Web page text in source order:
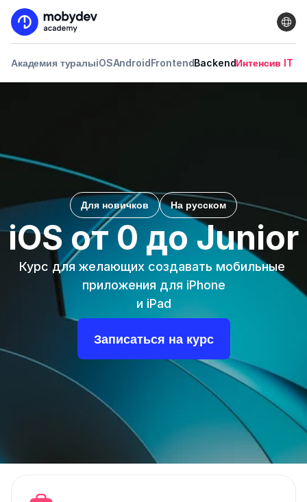
Академия туралыiOSAndroidFrontendBackendИнтенсив IT
Для новичков На русском
iOS от 0 до Junior
Курс для желающих создавать мобильные
приложения для iPhone
и iPad
Записаться на курс